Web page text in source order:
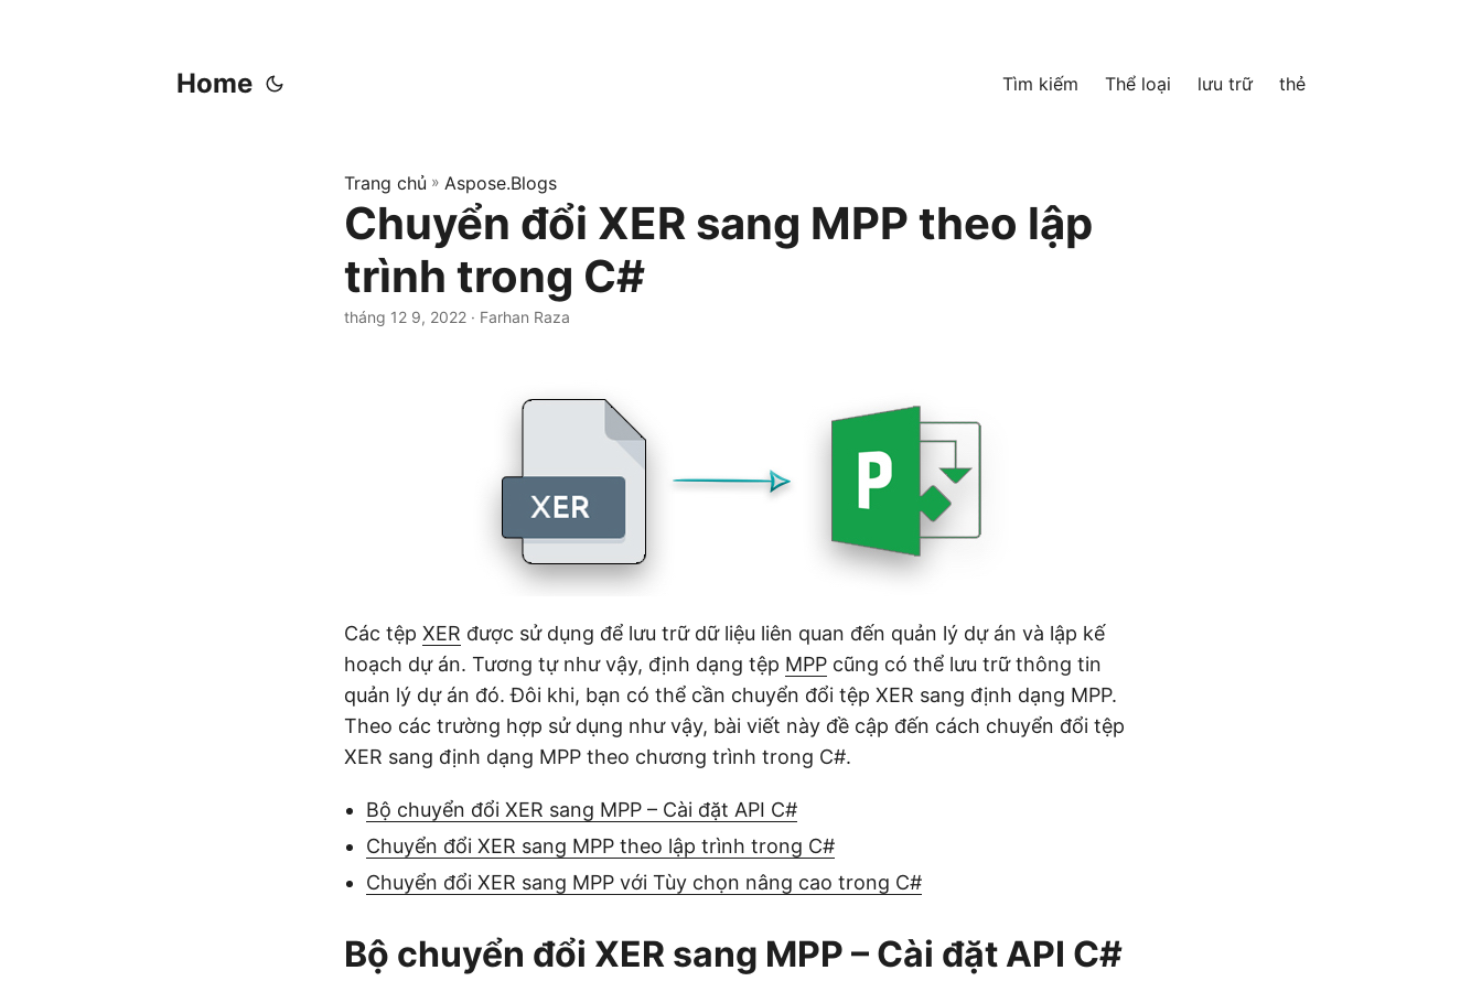
Home Tìm kiếm Thể loại lưu trữ thẻ
Trang chủ » Aspose.Blogs
Chuyển đổi XER sang MPP theo lập
trình trong C#
tháng 12 9, 2022 · Farhan Raza
Các tệp XER được sử dụng để lưu trữ dữ liệu liên quan đến quản lý dự án và lập kế
hoạch dự án. Tương tự như vậy, định dạng tệp MPP cũng có thể lưu trữ thông tin
quản lý dự án đó. Đôi khi, bạn có thể cần chuyển đổi tệp XER sang định dạng MPP.
Theo các trường hợp sử dụng như vậy, bài viết này đề cập đến cách chuyển đổi tệp
XER sang định dạng MPP theo chương trình trong C#.
Bộ chuyển đổi XER sang MPP – Cài đặt API C#
Chuyển đổi XER sang MPP theo lập trình trong C#
Chuyển đổi XER sang MPP với Tùy chọn nâng cao trong C#
Bộ chuyển đổi XER sang MPP – Cài đặt API C#